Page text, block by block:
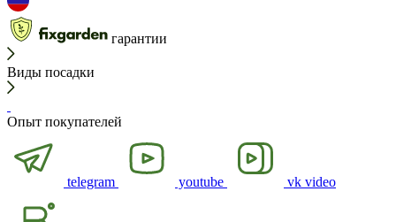
гарантии
Виды посадки
Опыт покупателей
telegram youtube vk video